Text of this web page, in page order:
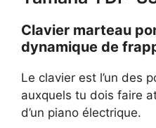
Clavier marteau
dynamique de
Le clavier est l’un des
auxquels tu dois faire
d’un piano électrique.